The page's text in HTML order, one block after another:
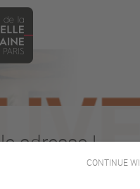
CONTINUE
adresse !